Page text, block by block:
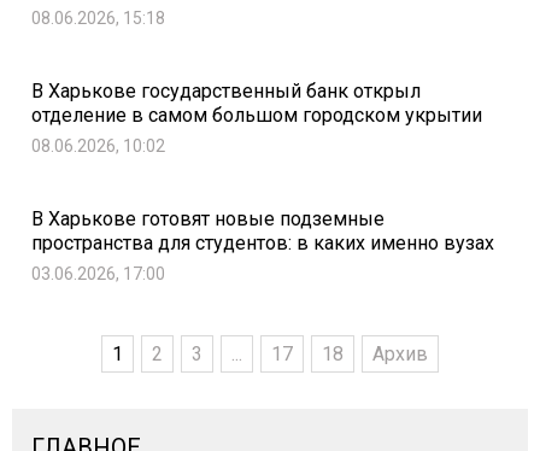
08.06.2026, 15:18
В Харькове государственный банк открыл
отделение в самом большом городском укрытии
08.06.2026, 10:02
В Харькове готовят новые подземные
пространства для студентов: в каких именно вузах
03.06.2026, 17:00
1 2 3 ... 17 18 Архив